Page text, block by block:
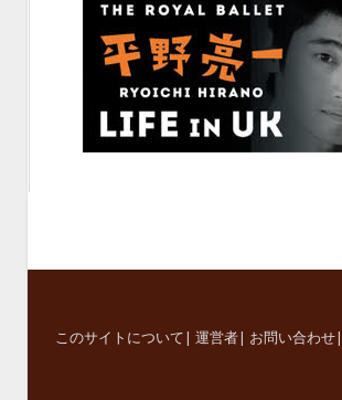
このサイトについて| 運営者| お問い合わせ|